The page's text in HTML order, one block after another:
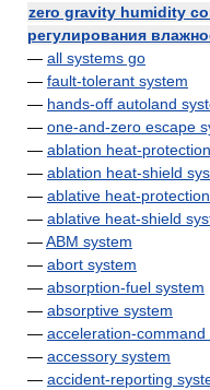
zero gravity humidity
регулирования
— all systems go
— fault-tolerant system
— hands-off autoland
— one-and-zero escape
— ablation heat-
— ablation heat-shield
— ablative heat-
— ablative heat-shield
—ABM system
— abort system
— absorption-fuel system
— absorptive system
— acceleration-command
— accessory system
— accident-reporting